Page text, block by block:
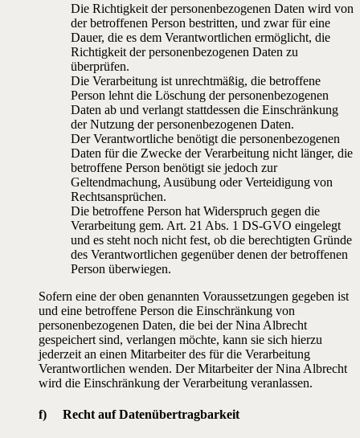
Die Richtigkeit der personenbezogenen Daten wird von
der betroffenen Person bestritten, und zwar für eine
Dauer, die es dem Verantwortlichen ermöglicht, die
Richtigkeit der personenbezogenen Daten zu
überprüfen.
Die Verarbeitung ist unrechtmäßig, die betroffene
Person lehnt die Löschung der personenbezogenen
Daten ab und verlangt stattdessen die Einschränkung
der Nutzung der personenbezogenen Daten.
Der Verantwortliche benötigt die personenbezogenen
Daten für die Zwecke der Verarbeitung nicht länger, die
betroffene Person benötigt sie jedoch zur
Geltendmachung, Ausübung oder Verteidigung von
Rechtsansprüchen.
Die betroffene Person hat Widerspruch gegen die
Verarbeitung gem. Art. 21 Abs. 1 DS-GVO eingelegt
und es steht noch nicht fest, ob die berechtigten Gründe
des Verantwortlichen gegenüber denen der betroffenen
Person überwiegen.
Sofern eine der oben genannten Voraussetzungen gegeben ist
und eine betroffene Person die Einschränkung von
personenbezogenen Daten, die bei der Nina Albrecht
gespeichert sind, verlangen möchte, kann sie sich hierzu
jederzeit an einen Mitarbeiter des für die Verarbeitung
Verantwortlichen wenden. Der Mitarbeiter der Nina Albrecht
wird die Einschränkung der Verarbeitung veranlassen.
f) Recht auf Datenübertragbarkeit